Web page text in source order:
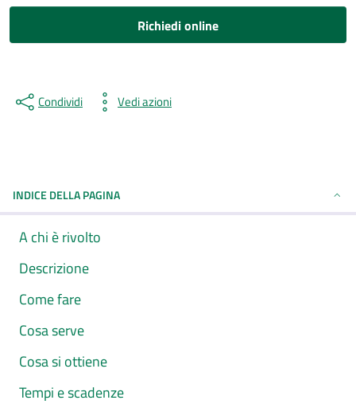
Richiedi online
Condividi Vedi azioni
INDICE DELLA PAGINA
A chi è rivolto
Descrizione
Come fare
Cosa serve
Cosa si ottiene
Tempi e scadenze